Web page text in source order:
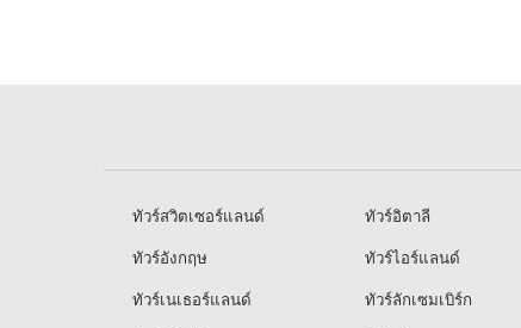
ทัวร์สวิตเซอร์แลนด์ ทัวร์อิตาลี
ทัวร์อังกฤษ
ทัวร์ไอร์แลนด์
ทัวร์เนเธอร์แลนด์
ทัวร์ลักเซมเบิร์ก